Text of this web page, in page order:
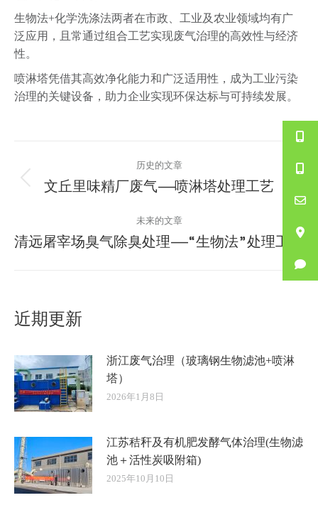
生物法+化学洗涤法两者在市政、工业及农业领域均有广
泛应用，且常通过组合工艺实现废气治理的高效性与经济
性‌。
喷淋塔凭借其高效净化能力和广泛适用性，成为工业污染
治理的关键设备，助力企业实现环保达标与可持续发展‌。
章
航
历史的文章
历
的
文
文丘里味精厂废气——喷淋塔处理工艺
未来的文章
未
清远屠宰场臭气除臭处理——“生物法”处理工艺
近期更新
浙江废气治理（玻璃钢生物滤池+喷淋
塔）
2026年1月8日
江苏秸秆及有机肥发酵气体治理(生物滤
池＋活性炭吸附箱)
2025年10月10日